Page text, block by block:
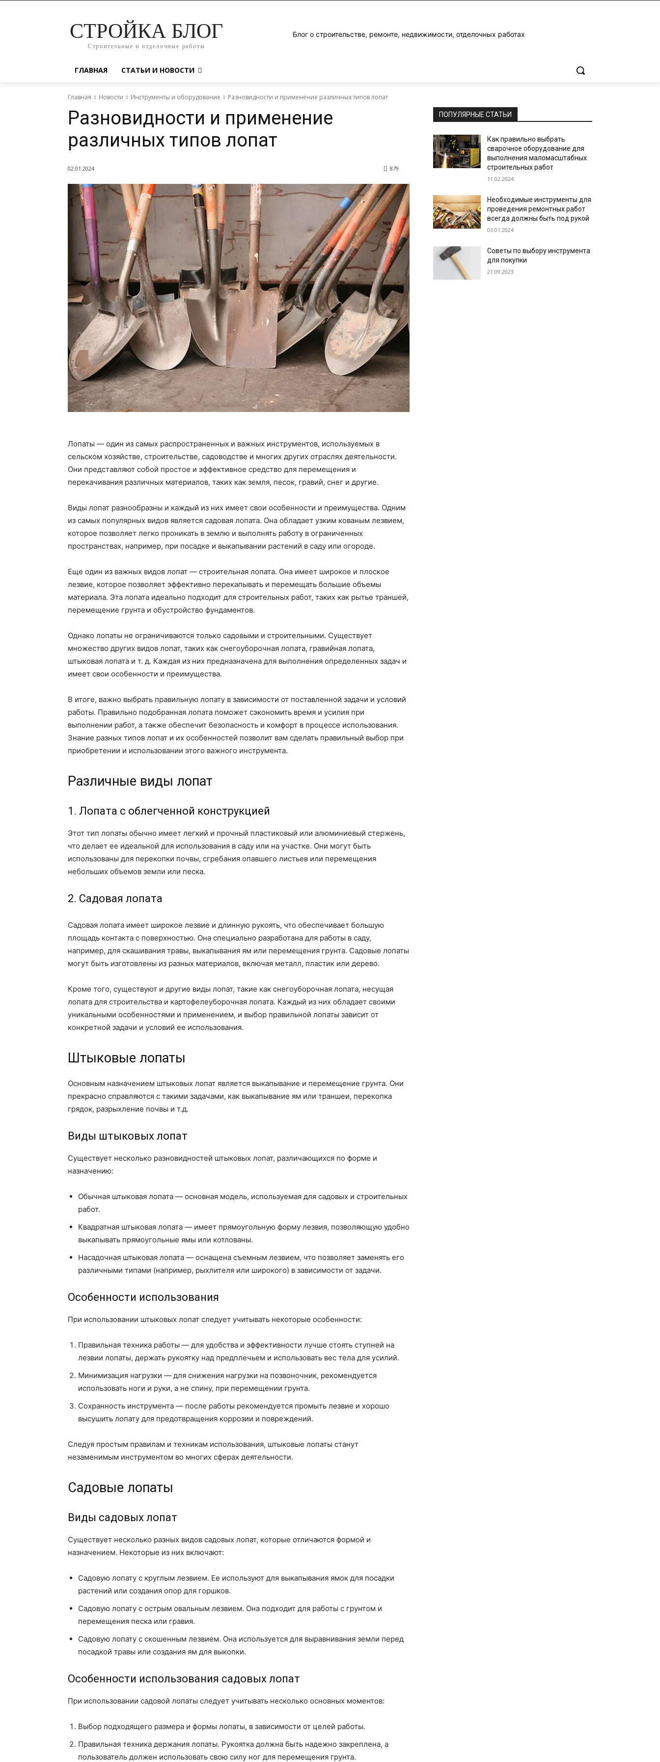
СТРОЙКА БЛОГ
Строительные и отделочные работы
Блог о строительстве, ремонте, недвижимости, отделочных работах
ГЛАВНАЯ СТАТЬИ И НОВОСТИ
Главная Новости Инструменты и оборудование Разновидности и применение различных типов лопат
Разновидности и применение
различных типов лопат
02.01.2024 879
Лопаты — один из самых распространенных и важных инструментов, используемых в
сельском хозяйстве, строительстве, садоводстве и многих других отраслях деятельности.
Они представляют собой простое и эффективное средство для перемещения и
перекачивания различных материалов, таких как земля, песок, гравий, снег и другие.
Виды лопат разнообразны и каждый из них имеет свои особенности и преимущества. Одним
из самых популярных видов является садовая лопата. Она обладает узким кованым лезвием,
которое позволяет легко проникать в землю и выполнять работу в ограниченных
пространствах, например, при посадке и выкапывании растений в саду или огороде.
Еще один из важных видов лопат — строительная лопата. Она имеет широкое и плоское
лезвие, которое позволяет эффективно перекапывать и перемещать большие объемы
материала. Эта лопата идеально подходит для строительных работ, таких как рытье траншей,
перемещение грунта и обустройство фундаментов.
Однако лопаты не ограничиваются только садовыми и строительными. Существует
множество других видов лопат, таких как снегоуборочная лопата, гравийная лопата,
штыковая лопата и т. д. Каждая из них предназначена для выполнения определенных задач и
имеет свои особенности и преимущества.
В итоге, важно выбрать правильную лопату в зависимости от поставленной задачи и условий
работы. Правильно подобранная лопата поможет сэкономить время и усилия при
выполнении работ, а также обеспечит безопасность и комфорт в процессе использования.
Знание разных типов лопат и их особенностей позволит вам сделать правильный выбор при
приобретении и использовании этого важного инструмента.
Различные виды лопат
1. Лопата с облегченной конструкцией
Этот тип лопаты обычно имеет легкий и прочный пластиковый или алюминиевый стержень,
что делает ее идеальной для использования в саду или на участке. Они могут быть
использованы для перекопки почвы, сгребания опавшего листьев или перемещения
небольших объемов земли или песка.
2. Садовая лопата
Садовая лопата имеет широкое лезвие и длинную рукоять, что обеспечивает большую
площадь контакта с поверхностью. Она специально разработана для работы в саду,
например, для скашивания травы, выкапывания ям или перемещения грунта. Садовые лопаты
могут быть изготовлены из разных материалов, включая металл, пластик или дерево.
Кроме того, существуют и другие виды лопат, такие как снегоуборочная лопата, несущая
лопата для строительства и картофелеуборочная лопата. Каждый из них обладает своими
уникальными особенностями и применением, и выбор правильной лопаты зависит от
конкретной задачи и условий ее использования.
Штыковые лопаты
Основным назначением штыковых лопат является выкапывание и перемещение грунта. Они
прекрасно справляются с такими задачами, как выкапывание ям или траншеи, перекопка
грядок, разрыхление почвы и т.д.
Виды штыковых лопат
Существует несколько разновидностей штыковых лопат, различающихся по форме и
назначению:
Обычная штыковая лопата — основная модель, используемая для садовых и строительных
работ.
Квадратная штыковая лопата — имеет прямоугольную форму лезвия, позволяющую удобно
выкапывать прямоугольные ямы или котлованы.
Насадочная штыковая лопата — оснащена съемным лезвием, что позволяет заменять его
различными типами (например, рыхлителя или широкого) в зависимости от задачи.
Особенности использования
При использовании штыковых лопат следует учитывать некоторые особенности:
Правильная техника работы — для удобства и эффективности лучше стоять ступней на
лезвии лопаты, держать рукоятку над предплечьем и использовать вес тела для усилий.
Минимизация нагрузки — для снижения нагрузки на позвоночник, рекомендуется
использовать ноги и руки, а не спину, при перемещении грунта.
Сохранность инструмента — после работы рекомендуется промыть лезвие и хорошо
высушить лопату для предотвращения коррозии и повреждений.
Следуя простым правилам и техникам использования, штыковые лопаты станут
незаменимым инструментом во многих сферах деятельности.
Садовые лопаты
Виды садовых лопат
Существует несколько разных видов садовых лопат, которые отличаются формой и
назначением. Некоторые из них включают:
Садовую лопату с круглым лезвием. Ее используют для выкапывания ямок для посадки
растений или создания опор для горшков.
Садовую лопату с острым овальным лезвием. Она подходит для работы с грунтом и
перемещения песка или гравия.
Садовую лопату с скошенным лезвием. Она используется для выравнивания земли перед
посадкой травы или создания ям для выкопки.
Особенности использования садовых лопат
При использовании садовой лопаты следует учитывать несколько основных моментов:
Выбор подходящего размера и формы лопаты, в зависимости от целей работы.
Правильная техника держания лопаты. Рукоятка должна быть надежно закреплена, а
пользователь должен использовать свою силу ног для перемещения грунта.
ПОПУЛЯРНЫЕ СТАТЬИ
Как правильно выбрать
сварочное оборудование для
выполнения маломасштабных
строительных работ
11.02.2024
Необходимые инструменты для
проведения ремонтных работ
всегда должны быть под рукой
03.01.2024
Советы по выбору инструмента
для покупки
21.09.2023